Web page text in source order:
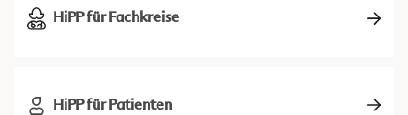
HiPP für Fachkreise
HiPP für Patienten